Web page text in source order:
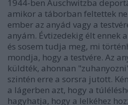
1944-ben Auschwitzba
amikor a táborban feltettek
ember az anyád vagy a
anyám. Évtizedekig élt ennek
és sosem tudja meg, mi
mondja, hogy a testvére. Az
küldték, ahonnan
szintén erre a sorsra jutott.
a lágerben azt, hogy a
hagyhatja, hogy a lelkéhez